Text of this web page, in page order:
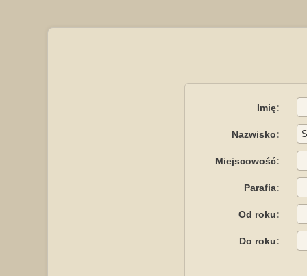
Imię:
Nazwisko:
Miejscowość:
Parafia:
Od roku:
Do roku: